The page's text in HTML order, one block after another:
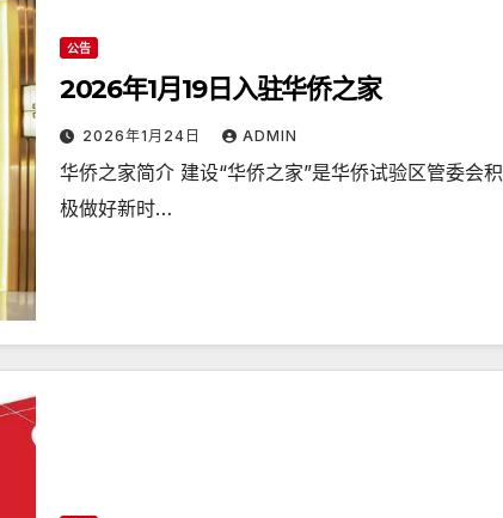
公告
2026年1月19日入驻华侨之家
2026年1月24日 ADMIN
华侨之家简介 建设“华侨之家”是华侨试验区管委会积
极做好新时…